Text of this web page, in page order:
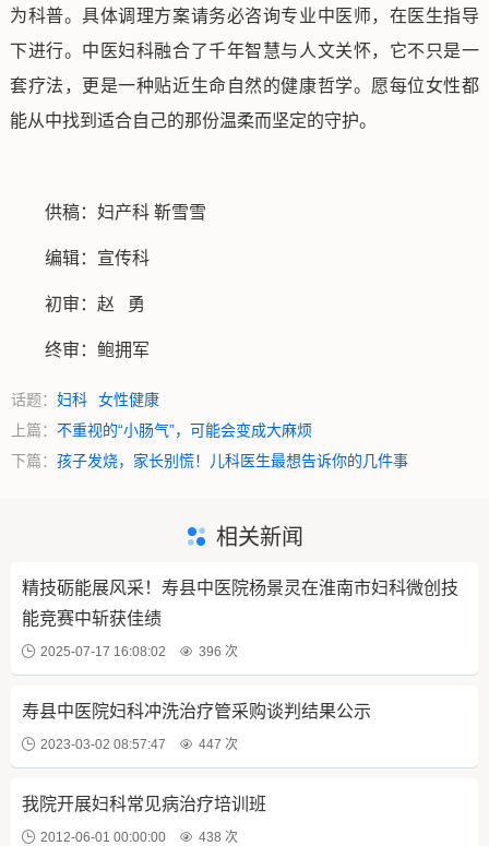
为科普。具体调理方案请务必咨询专业中医师，在医生指导
下进行。中医妇科融合了千年智慧与人文关怀，它不只是一
套疗法，更是一种贴近生命自然的健康哲学。愿每位女性都
能从中找到适合自己的那份温柔而坚定的守护。
供稿：妇产科 靳雪雪
编辑：宣传科
初审：赵 勇
终审：鲍拥军
话题： 妇科
女性健康
上篇： 不重视的“小肠气”，可能会变成大麻烦
下篇： 孩子发烧，家长别慌！儿科医生最想告诉你的几件事
相关新闻
精技砺能展风采！寿县中医院杨景灵在淮南市妇科微创技
能竞赛中斩获佳绩
2025-07-17 16:08:02 396 次
寿县中医院妇科冲洗治疗管采购谈判结果公示
2023-03-02 08:57:47 447 次
我院开展妇科常见病治疗培训班
2012-06-01 00:00:00 438 次